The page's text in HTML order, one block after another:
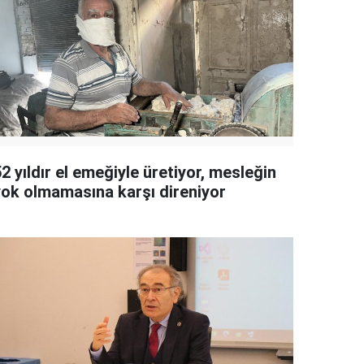
yıldır el emeğiyle üretiyor, mesleğin
olmamasına karşı direniyor